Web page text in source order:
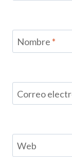
Nombre *
Correo
Web